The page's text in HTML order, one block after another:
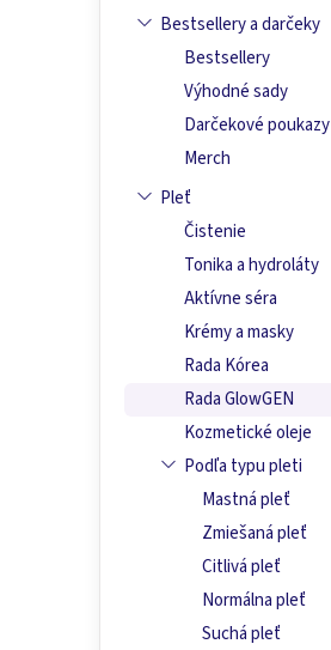
Bestsellery a darčeky
Bestsellery
Výhodné sady
Darčekové poukazy
Merch
Pleť
Čistenie
Tonika a hydroláty
Aktívne séra
Krémy a masky
Rada Kórea
Rada GlowGEN
Kozmetické oleje
Podľa typu pleti
Mastná pleť
Zmiešaná pleť
Citlivá pleť
Normálna pleť
Suchá pleť